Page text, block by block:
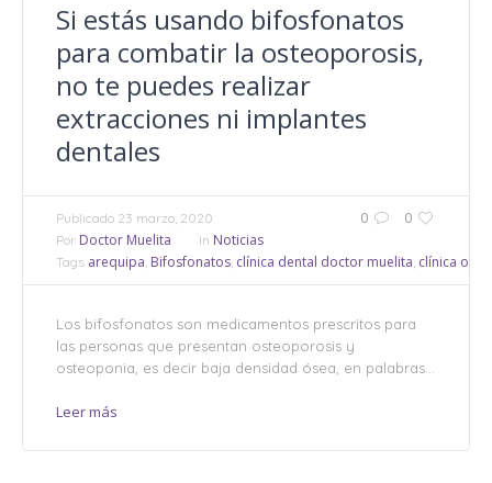
Si estás usando bifosfonatos
para combatir la osteoporosis,
no te puedes realizar
extracciones ni implantes
dentales
0 0
Publicado 23 marzo, 2020
Por Doctor Muelita In Noticias
Tags arequipa, Bifosfonatos, clínica dental doctor muelita, clínica
Los bifosfonatos son medicamentos prescritos para
las personas que presentan osteoporosis y
osteoponia, es decir baja densidad ósea, en palabras...
Leer más